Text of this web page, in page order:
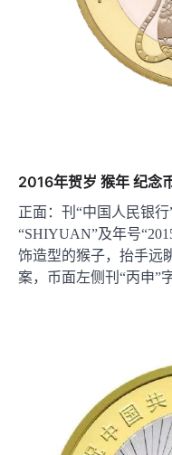
2016年贺岁 猴年 纪念
正面：刊“中国人民银
“SHIYUAN”及年号
饰造型的猴子，抬手远
案，币面左侧刊“丙申”